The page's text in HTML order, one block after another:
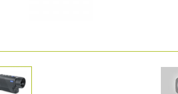
РАЗГЛЕДАЙ ПРОДУКТИ